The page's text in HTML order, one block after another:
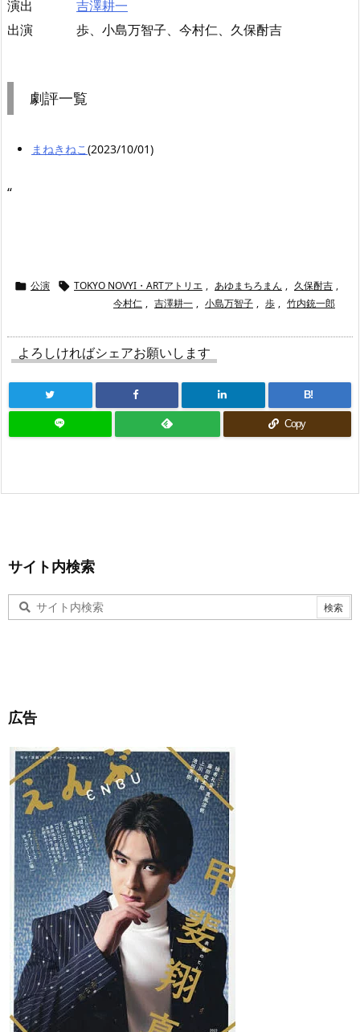
演出
吉澤耕一
出演
歩、小島万智子、今村仁、久保酎吉
劇評一覧
まねきねこ(2023/10/01)
“
 公演  TOKYO NOVYI・ARTアトリエ , あゆまちろまん , 久保酎吉 ,
今村仁 , 吉澤耕一 , 小島万智子 , 歩 , 竹内銃一郎
よろしければシェアお願いします
B!
Copy
サイト内検索
広告